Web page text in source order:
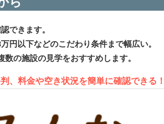
できます。
円以下などのこだわり条件まで幅広い。
の施設の見学をおすすめします。
、料金や空き状況を簡単に確認できる